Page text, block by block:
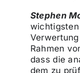
Stephen
Rahmen
dass die
dem zu